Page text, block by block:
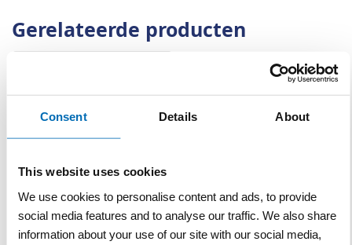
Consent Details About
This website uses cookies
We use cookies to personalise content and ads, to provide
social media features and to analyse our traffic. We also share
information about your use of our site with our social media,
Gerelateerde producten
Grondboor verlengbaar Ø
10 cm blauw